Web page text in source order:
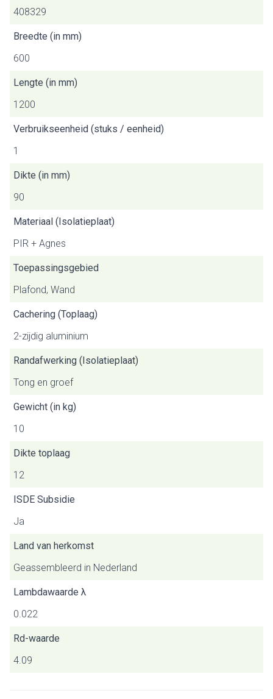
408329
Breedte (in mm)
600
Lengte (in mm)
1200
Verbruikseenheid (stuks / eenheid)
1
Dikte (in mm)
90
Materiaal (Isolatieplaat)
PIR + Agnes
Toepassingsgebied
Plafond, Wand
Cachering (Toplaag)
2-zijdig aluminium
Randafwerking (Isolatieplaat)
Tong en groef
Gewicht (in kg)
10
Dikte toplaag
12
ISDE Subsidie
Ja
Land van herkomst
Geassembleerd in Nederland
Lambdawaarde λ
0.022
Rd-waarde
4.09